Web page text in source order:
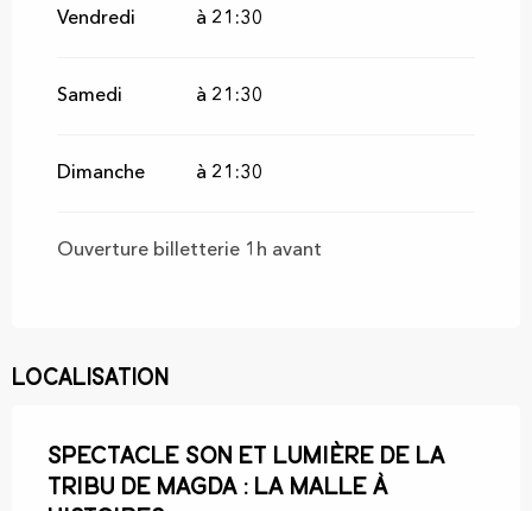
Vendredi à 21:30
Samedi à 21:30
Dimanche à 21:30
Ouverture billetterie 1h avant
Localisation
Spectacle Son et Lumière de La
Tribu de Magda : La Malle à